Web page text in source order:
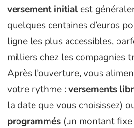
versement initial est
quelques centaines d’euros
ligne les plus accessibles,
milliers chez les compagnies
Après l’ouverture, vous
votre rythme :versements
la date que vous choisissez)
programmés (un montant